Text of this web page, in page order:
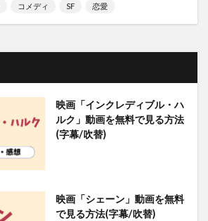
コメディ SF 恋愛
映画「インクレディブル・ハ
ルク」動画を無料で見る方法
(字幕/吹替)
映画「シェーン」動画を無料
で見る方法(字幕/吹替)